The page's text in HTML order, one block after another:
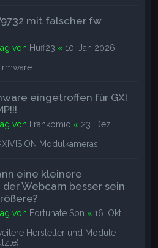
mit falscher fw
von Huff23 «10. Jan 2026
eingetroffen für GXI
von Frankomio « 23. Dez
Modulkameras
eine kleinere
der Webcam besser sein
von Fortunate Son «16. Okt
Hersteller und Module